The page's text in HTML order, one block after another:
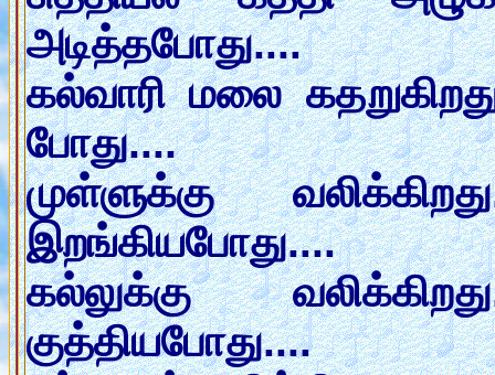
அடித்தபோது....
கல்வாரி மலை
போது....
முள்ளுக்கு
இறங்கியபோது....
கல்லுக்கு
குத்தியபோது....